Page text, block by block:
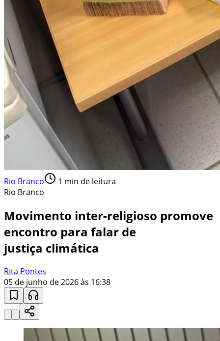
Rio Branco 1 min de leitura
Rio Branco
Movimento inter-religioso promove
encontro para falar de
justiça climática
Rita Pontes
05 de junho de 2026 às 16:38